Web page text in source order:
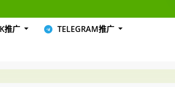
推广
TELEGRAM推广